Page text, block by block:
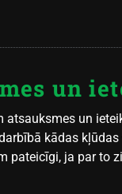
un
atsauksmes un
kādas kļūdas
pateicīgi, ja par to